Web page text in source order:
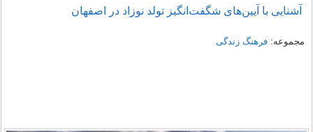
آشنایی با آیین‌های شگفت‌انگیز تولد نوزاد در اصفهان
مجموعه:فرهنگ زندگی